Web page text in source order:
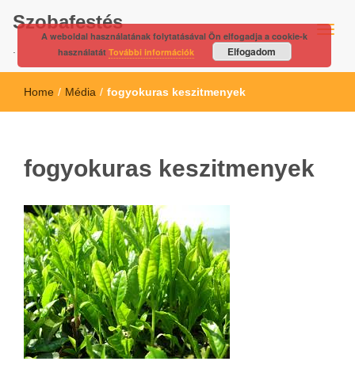
Szobafestés
Home / Média / fogyokuras keszitmenyek
fogyokuras keszitmenyek
A weboldal használatának folytatásával Ön elfogadja a cookie-k
használatát További információk Elfogadom